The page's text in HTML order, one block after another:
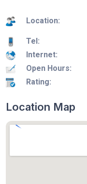
Location:
Tel:
Internet:
Open Hours:
Rating:
Location Map